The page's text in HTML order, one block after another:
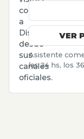
contactá
a
Disproal
desde
sus
canales
oficiales.
VER
Asistente
las 24 hs, los